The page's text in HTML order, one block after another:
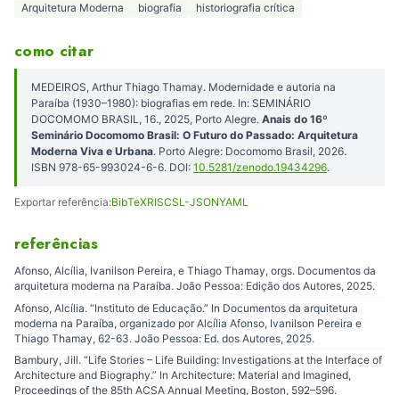
Arquitetura Moderna biografia historiografia crítica
como citar
MEDEIROS, Arthur Thiago Thamay. Modernidade e autoria na
Paraíba (1930–1980): biografias em rede. In: SEMINÁRIO
DOCOMOMO BRASIL, 16., 2025, Porto Alegre. Anais do 16º
Seminário Docomomo Brasil: O Futuro do Passado: Arquitetura
Moderna Viva e Urbana. Porto Alegre: Docomomo Brasil, 2026.
ISBN 978-65-993024-6-6. DOI: 10.5281/zenodo.19434296.
Exportar referência:BibTeXRISCSL-JSONYAML
referências
Afonso, Alcília, Ivanilson Pereira, e Thiago Thamay, orgs. Documentos da
arquitetura moderna na Paraíba. João Pessoa: Edição dos Autores, 2025.
Afonso, Alcília. “Instituto de Educação.” In Documentos da arquitetura
moderna na Paraíba, organizado por Alcília Afonso, Ivanilson Pereira e
Thiago Thamay, 62-63. João Pessoa: Ed. dos Autores, 2025.
Bambury, Jill. “Life Stories – Life Building: Investigations at the Interface of
Architecture and Biography.” In Architecture: Material and Imagined,
Proceedings of the 85th ACSA Annual Meeting, Boston, 592–596.